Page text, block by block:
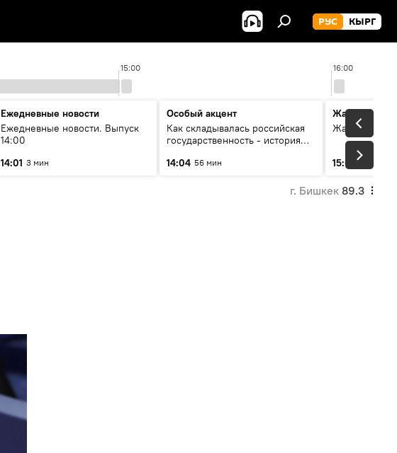
РУС КЫРГ
15:00 16:00
Ежедневные новости
Ежедневные новости. Выпуск
14:00
14:01 3 мин
Особый акцент
Как складывалась российская
государственность - история
глазами аналитиков
14:04 56 мин
Жаңылыктар
15:01 3 мин
г. Бишкек 89.3